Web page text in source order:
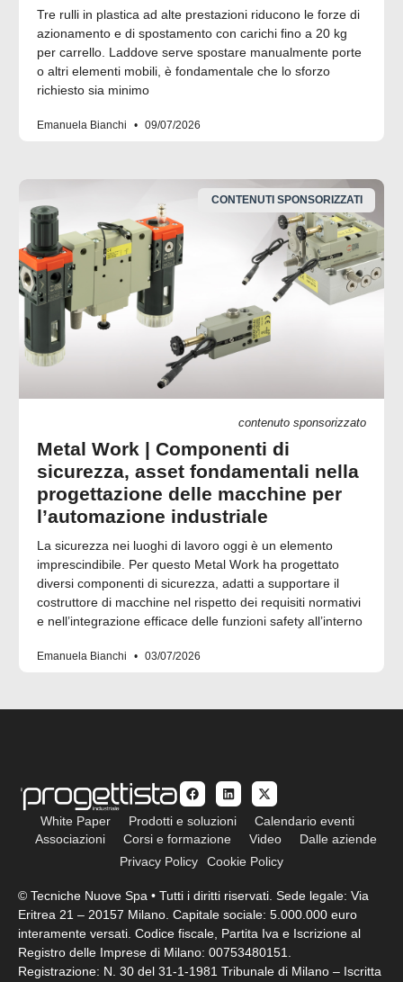
Tre rulli in plastica ad alte prestazioni riducono le forze di
azionamento e di spostamento con carichi fino a 20 kg
per carrello. Laddove serve spostare manualmente porte
o altri elementi mobili, è fondamentale che lo sforzo
richiesto sia minimo
Emanuela Bianchi 09/07/2026
CONTENUTI SPONSORIZZATI
contenuto sponsorizzato
Metal Work | Componenti di
sicurezza, asset fondamentali nella
progettazione delle macchine per
l’automazione industriale
La sicurezza nei luoghi di lavoro oggi è un elemento
imprescindibile. Per questo Metal Work ha progettato
diversi componenti di sicurezza, adatti a supportare il
costruttore di macchine nel rispetto dei requisiti normativi
e nell’integrazione efficace delle funzioni safety all’interno
Emanuela Bianchi 03/07/2026
White Paper Prodotti e soluzioni
Calendario eventi
Associazioni
Corsi e formazione Video
Dalle aziende
Privacy Policy
Cookie Policy
© Tecniche Nuove Spa • Tutti i diritti riservati. Sede legale: Via
Eritrea 21 – 20157 Milano. Capitale sociale: 5.000.000 euro
interamente versati. Codice fiscale, Partita Iva e Iscrizione al
Registro delle Imprese di Milano: 00753480151.
Registrazione: N. 30 del 31-1-1981 Tribunale di Milano – Iscritta